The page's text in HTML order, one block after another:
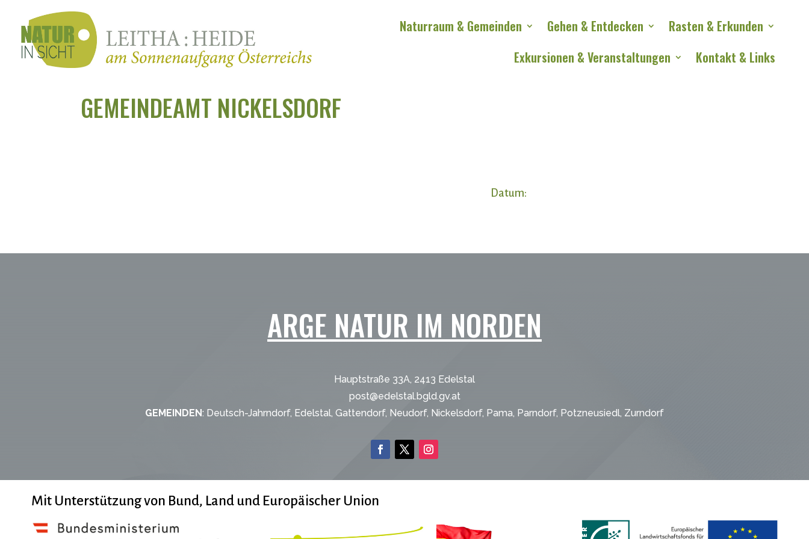
Naturraum & Gemeinden Gehen & Entdecken
Rasten & Erkunden
Exkursionen & Veranstaltungen
Kontakt & Links
GEMEINDEAMT NICKELSDORF
Datum:
ARGE NATUR IM NORDEN
Hauptstraße 33A, 2413 Edelstal
post@edelstal.bgld.gv.at
GEMEINDEN: Deutsch-Jahrndorf, Edelstal, Gattendorf, Neudorf, Nickelsdorf, Pama, Parndorf, Potzneusiedl, Zurndorf
Mit Unterstützung von Bund, Land und Europäischer Union